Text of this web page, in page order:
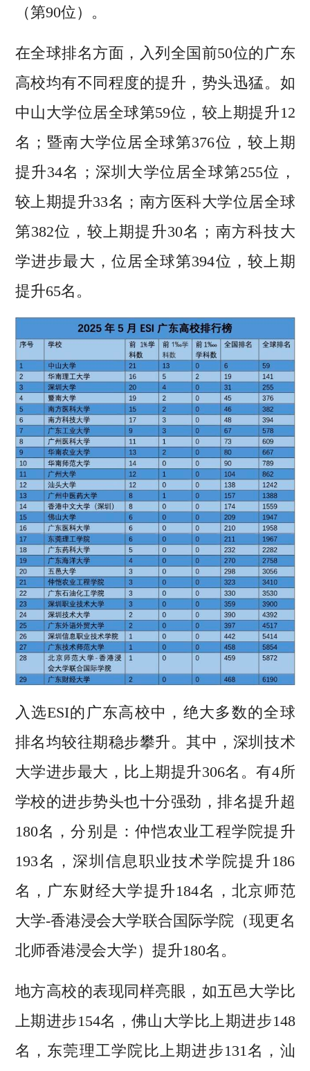
（第90位）。
在全球排名方面，入列全国前50位的广东
高校均有不同程度的提升，势头迅猛。如
中山大学位居全球第59位，较上期提升12
名；暨南大学位居全球第376位，较上期
提升34名；深圳大学位居全球第255位，
较上期提升33名；南方医科大学位居全球
第382位，较上期提升30名；南方科技大
学进步最大，位居全球第394位，较上期
提升65名。
入选ESI的广东高校中，绝大多数的全球
排名均较往期稳步攀升。其中，深圳技术
大学进步最大，比上期提升306名。有4所
学校的进步势头也十分强劲，排名提升超
180名，分别是：仲恺农业工程学院提升
193名，深圳信息职业技术学院提升186
名，广东财经大学提升184名，北京师范
大学-香港浸会大学联合国际学院（现更名
北师香港浸会大学）提升180名。
地方高校的表现同样亮眼，如五邑大学比
上期进步154名，佛山大学比上期进步148
名，东莞理工学院比上期进步131名，汕